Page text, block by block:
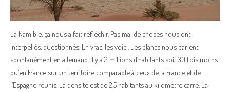
La Namibie, ça nous a fait réfléchir. Pas mal de choses nous ont
interpellés, questionnés. En vrac, les voici. Les blancs nous parlent
spontanément en allemand. Il y a 2 millions d’habitants soit 30 fois moins
qu’en France sur un territoire comparable à ceux de la France et de
l’Espagne réunis. La densité est de 2,5 habitants au kilomètre carré. La